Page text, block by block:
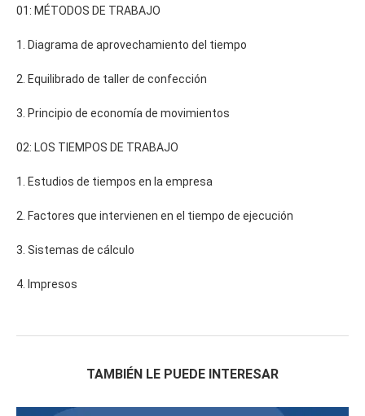
01: MÉTODOS DE TRABAJO
1. Diagrama de aprovechamiento del tiempo
2. Equilibrado de taller de confección
3. Principio de economía de movimientos
02: LOS TIEMPOS DE TRABAJO
1. Estudios de tiempos en la empresa
2. Factores que intervienen en el tiempo de ejecución
3. Sistemas de cálculo
4. Impresos
TAMBIÉN LE PUEDE INTERESAR